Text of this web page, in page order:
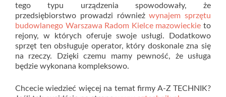
tego typu urządzenia spowodowały, że
przedsiębiorstwo prowadzi równieżwynajem sprzętu
budowlanego Warszawa Radom Kielce mazowieckie to
rejony, w których oferuje swoje usługi. Dodatkowo
sprzęt ten obsługuje operator, który doskonale zna się
na rzeczy. Dzięki czemu mamy pewność, że usługa
będzie wykonana kompleksowo.
Chcecie wiedzieć więcej na temat firmy A-Z TECHNIK?